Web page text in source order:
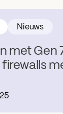
met Gen
firewalls
Nieuws